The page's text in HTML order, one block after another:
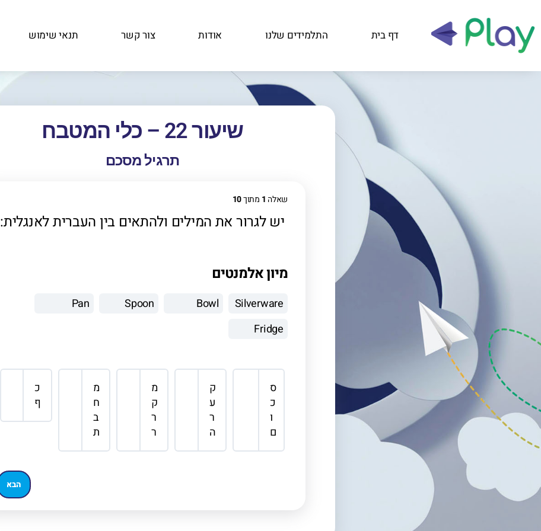
דף בית התלמידים שלנו אודות צור קשר תנאי שימוש
שיעור 22 – כלי המטבח
תרגיל מסכם
שאלה 1 מתוך10
יש לגרור את המילים ולהתאים בין העברית לאנגלית:
מיון אלמנטים
Silverware
Bowl
Spoon
Pan
Fridge
ס
כ
ו
ם
ק
ע
ר
ה
מ
ק
ר
ר
מ
ח
ב
ת
כ
ף